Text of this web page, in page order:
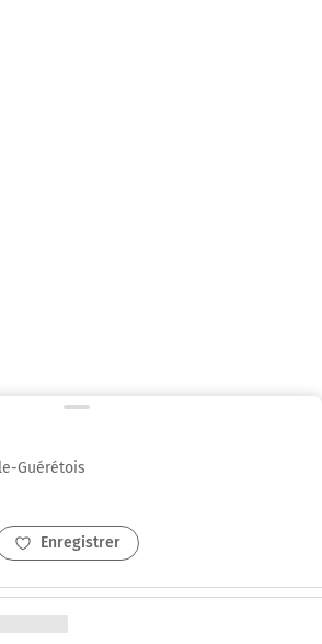
Guérétois
Enregistrer